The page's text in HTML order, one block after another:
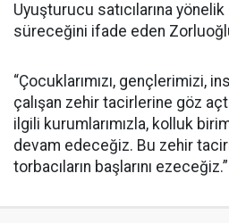
Uyuşturucu satıcılarına
süreceğini ifade eden
“Çocuklarımızı, gençlerimizi,
çalışan zehir tacirlerine göz
ilgili kurumlarımızla, kolluk
devam edeceğiz. Bu zehir
torbacıların başlarını ezeceğiz.”